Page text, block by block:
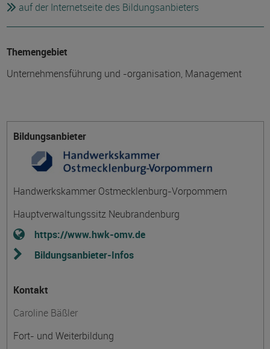
auf der Internetseite des Bildungsanbieters
Themengebiet
Unternehmensführung und -organisation, Management
Bildungsanbieter
Handwerkskammer Ostmecklenburg-Vorpommern
Hauptverwaltungssitz Neubrandenburg
https://www.hwk-omv.de
Bildungsanbieter-Infos
Kontakt
Caroline Bäßler
Fort- und Weiterbildung